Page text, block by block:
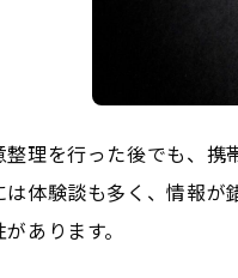
整理を行った後でも、携
は体験談も多く、情報が
あります。